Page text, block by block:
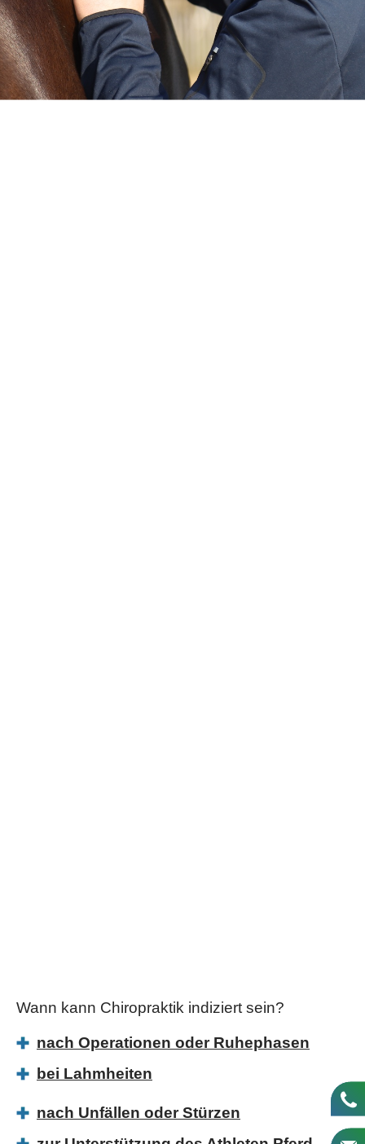
Wann kann Chiropraktik indiziert sein?
nach Operationen oder Ruhephasen
bei Lahmheiten
nach Unfällen oder Stürzen